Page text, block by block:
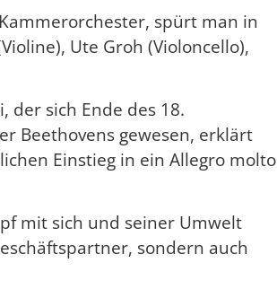
spürt man in
Ute Groh (Violoncello),
der sich Ende des 18.
Beethovens gewesen, erklärt
Einstieg in ein Allegro molto
mit sich und seiner Umwelt
sondern auch